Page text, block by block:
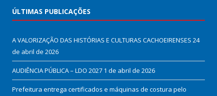
ÚLTIMAS PUBLICAÇÕES
A VALORIZAÇÃO DAS HISTÓRIAS E CULTURAS CACHOEIRENSES 24
de abril de 2026
AUDIÊNCIA PÚBLICA – LDO 2027 1 de abril de 2026
Prefeitura entrega certificados e máquinas de costura pelo